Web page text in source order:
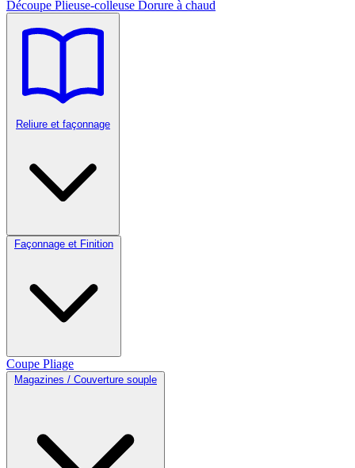
Découpe Plieuse-colleuse Dorure à chaud
Reliure et façonnage
Façonnage et Finition
Coupe Pliage
Magazines / Couverture souple